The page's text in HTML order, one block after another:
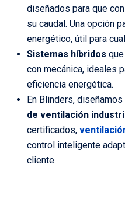
diseñados para que
su caudal. Una opción
energético, útil para
Sistemas híbridos
con mecánica, ideales
eficiencia energética.
En Blinders, diseñamos
de ventilación
certificados,
control inteligente
cliente.